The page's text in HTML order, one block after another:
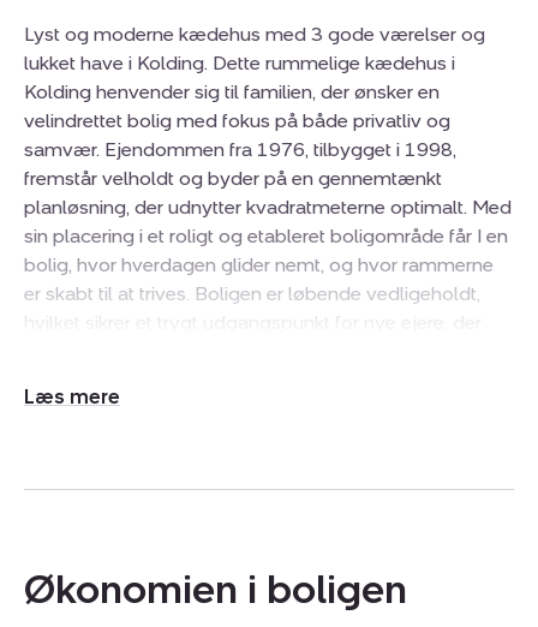
Lyst og moderne kædehus med 3 gode værelser og
lukket have i Kolding. Dette rummelige kædehus i
Kolding henvender sig til familien, der ønsker en
velindrettet bolig med fokus på både privatliv og
samvær. Ejendommen fra 1976, tilbygget i 1998,
fremstår velholdt og byder på en gennemtænkt
planløsning, der udnytter kvadratmeterne optimalt. Med
sin placering i et roligt og etableret boligområde får I en
bolig, hvor hverdagen glider nemt, og hvor rammerne
er skabt til at trives. Boligen er løbende vedligeholdt,
hvilket sikrer et trygt udgangspunkt for nye ejere, der
Indenfor fordeler boligen sig over tre værelser, der giver
Boligen indeholder to badeværelser, hvilket letter
husets hjerte, mens de tilstødende stuer tilbyder gode
muligheder for afslapning med et behageligt lysindfald.
Økonomien i boligen